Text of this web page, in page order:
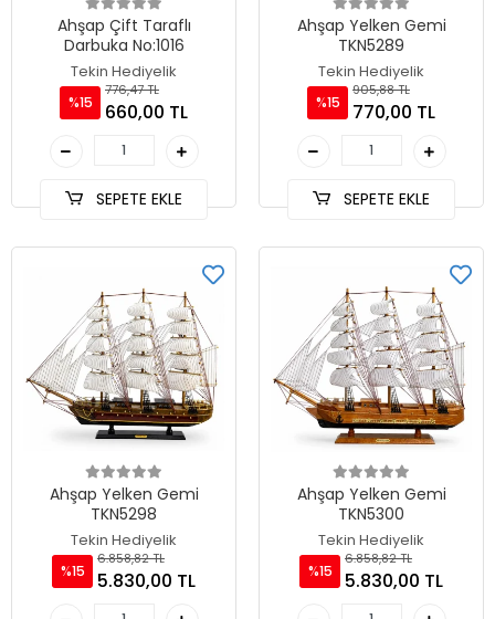
Ahşap Çift Taraflı
Darbuka No:1016
Tekin Hediyelik
%15
776,47 TL
660,00 TL
SEPETE EKLE
Ahşap Yelken Gemi
TKN5289
Tekin Hediyelik
%15
905,88 TL
770,00 TL
SEPETE EKLE
Ahşap Yelken Gemi
TKN5298
Tekin Hediyelik
%15
6.858,82 TL
5.830,00 TL
Ahşap Yelken Gemi
TKN5300
Tekin Hediyelik
%15
6.858,82 TL
5.830,00 TL